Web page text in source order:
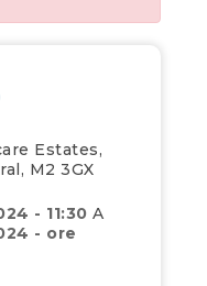
Estates,
M2 3GX
- 11:30A
- ore